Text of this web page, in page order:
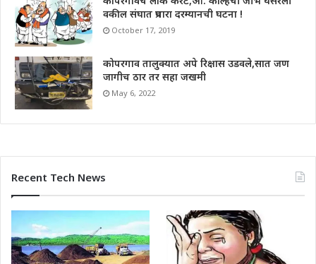
वकील संघात प्रचारा दरम्यानची घटना !
October 17, 2019
कोपरगाव तालुक्यात अपे रिक्षास उडवले,सात जण
जागीच ठार तर सहा जखमी
May 6, 2022
Recent Tech News